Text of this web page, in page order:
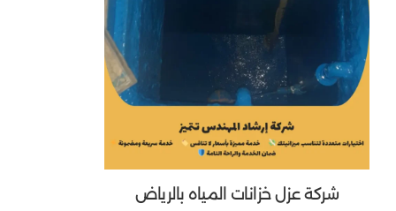
شركة عزل خزانات المياه بالرياض